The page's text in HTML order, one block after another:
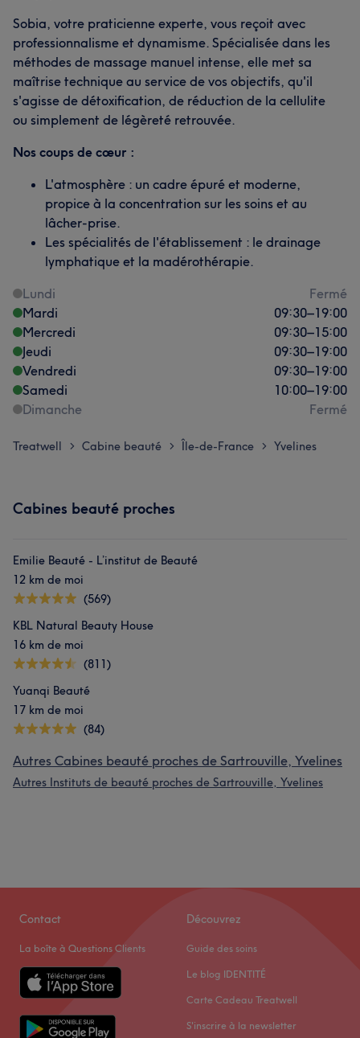
Sobia, votre praticienne experte, vous reçoit avec
professionnalisme et dynamisme. Spécialisée dans les
méthodes de massage manuel intense, elle met sa
maîtrise technique au service de vos objectifs, qu'il
s'agisse de détoxification, de réduction de la cellulite
ou simplement de légèreté retrouvée.
Nos coups de cœur :
L'atmosphère : un cadre épuré et moderne,
propice à la concentration sur les soins et au
lâcher-prise.
Les spécialités de l'établissement : le drainage
lymphatique et la madérothérapie.
Lundi
Fermé
Mardi
09:30–19:00
Mercredi
09:30–15:00
Jeudi
09:30–19:00
Vendredi
09:30–19:00
Samedi
10:00–19:00
Dimanche
Fermé
Treatwell > Cabine beauté > Île-de-France > Yvelines
Cabines beauté proches
Emilie Beauté - L’institut de Beauté
12 km de moi
(569)
KBL Natural Beauty House
16 km de moi
(811)
Yuanqi Beauté
17 km de moi
(84)
Autres Cabines beauté proches de Sartrouville, Yvelines
Autres Instituts de beauté proches de Sartrouville, Yvelines
Contact
La boîte à Questions Clients
Découvrez
Guide des soins
Le blog IDENTITÉ
Carte Cadeau Treatwell
S'inscrire à la newsletter